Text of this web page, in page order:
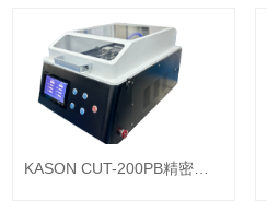
KASON CUT-200PB精密金